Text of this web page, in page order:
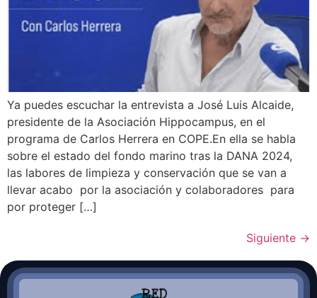
Ya puedes escuchar la entrevista a José Luis Alcaide,
presidente de la Asociación Hippocampus, en el
programa de Carlos Herrera en COPE.En ella se habla
sobre el estado del fondo marino tras la DANA 2024,
las labores de limpieza y conservación que se van a
llevar acabo por la asociación y colaboradores para
por proteger […]
Siguiente →